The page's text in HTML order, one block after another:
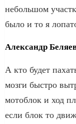
небольшом
было и то я
Александр
А кто будет
мозги быстро
мотоблок и ход
если блок то